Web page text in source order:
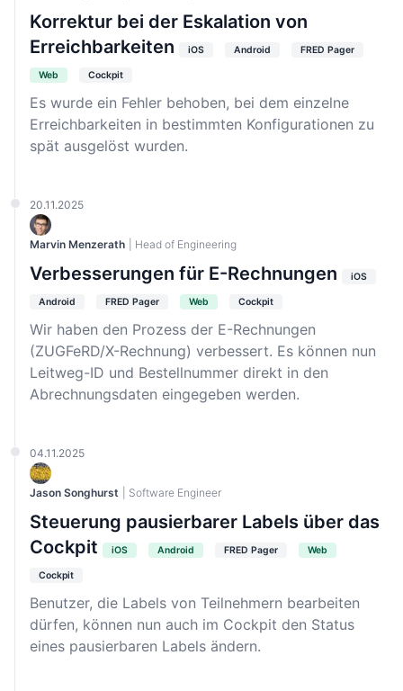
Korrektur bei der Eskalation von
Erreichbarkeiten
iOS Android FRED Pager
Web Cockpit
Es wurde ein Fehler behoben, bei dem einzelne
Erreichbarkeiten in bestimmten Konfigurationen zu
spät ausgelöst wurden.
20.11.2025
Marvin Menzerath | Head of Engineering
Verbesserungen für E-Rechnungen iOS
Android FRED Pager Web Cockpit
Wir haben den Prozess der E-Rechnungen
(ZUGFeRD/X-Rechnung) verbessert. Es können nun
Leitweg-ID und Bestellnummer direkt in den
Abrechnungsdaten eingegeben werden.
04.11.2025
Jason Songhurst | Software Engineer
Steuerung pausierbarer Labels über das
Cockpit
iOS Android FRED Pager Web
Cockpit
Benutzer, die Labels von Teilnehmern bearbeiten
dürfen, können nun auch im Cockpit den Status
eines pausierbaren Labels ändern.